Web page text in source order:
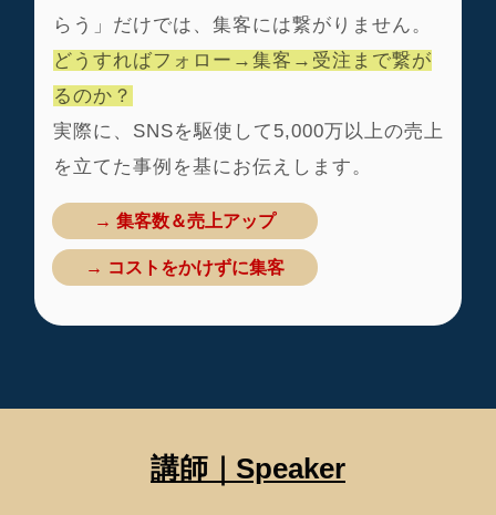
らう」だけでは、集客には繋がりません。
どうすればフォロー→集客→受注まで繋が
るのか？
実際に、SNSを駆使して5,000万以上の売上
を立てた事例 を基にお伝えします。
→ 集客数＆売上アップ
→ コストをかけずに集客
講師｜Speaker